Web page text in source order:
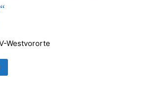
Westvororte